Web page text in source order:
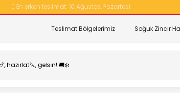
En erken teslimat: 10 Ağustos, Pazartesi
Teslimat Bölgelerimiz Soğuk Zincir